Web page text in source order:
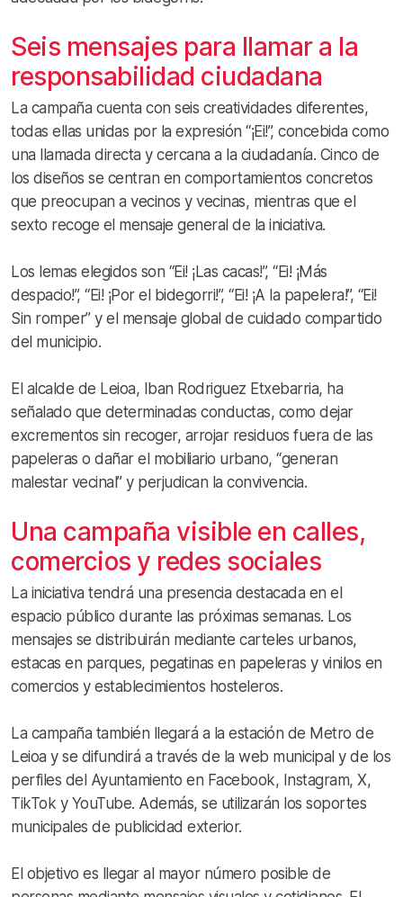
Seis mensajes para llamar a la
responsabilidad ciudadana
La campaña cuenta con seis creatividades diferentes,
todas ellas unidas por la expresión “¡Ei!”, concebida como
una llamada directa y cercana a la ciudadanía. Cinco de
los diseños se centran en comportamientos concretos
que preocupan a vecinos y vecinas, mientras que el
sexto recoge el mensaje general de la iniciativa.
Los lemas elegidos son “Ei! ¡Las cacas!”, “Ei! ¡Más
despacio!”, “Ei! ¡Por el bidegorri!”, “Ei! ¡A la papelera!”, “Ei!
Sin romper” y el mensaje global de cuidado compartido
del municipio.
El alcalde de Leioa, Iban Rodriguez Etxebarria, ha
señalado que determinadas conductas, como dejar
excrementos sin recoger, arrojar residuos fuera de las
papeleras o dañar el mobiliario urbano, “generan
malestar vecinal” y perjudican la convivencia.
Una campaña visible en calles,
comercios y redes sociales
La iniciativa tendrá una presencia destacada en el
espacio público durante las próximas semanas. Los
mensajes se distribuirán mediante carteles urbanos,
estacas en parques, pegatinas en papeleras y vinilos en
comercios y establecimientos hosteleros.
La campaña también llegará a la estación de Metro de
Leioa y se difundirá a través de la web municipal y de los
perfiles del Ayuntamiento en Facebook, Instagram, X,
TikTok y YouTube. Además, se utilizarán los soportes
municipales de publicidad exterior.
El objetivo es llegar al mayor número posible de